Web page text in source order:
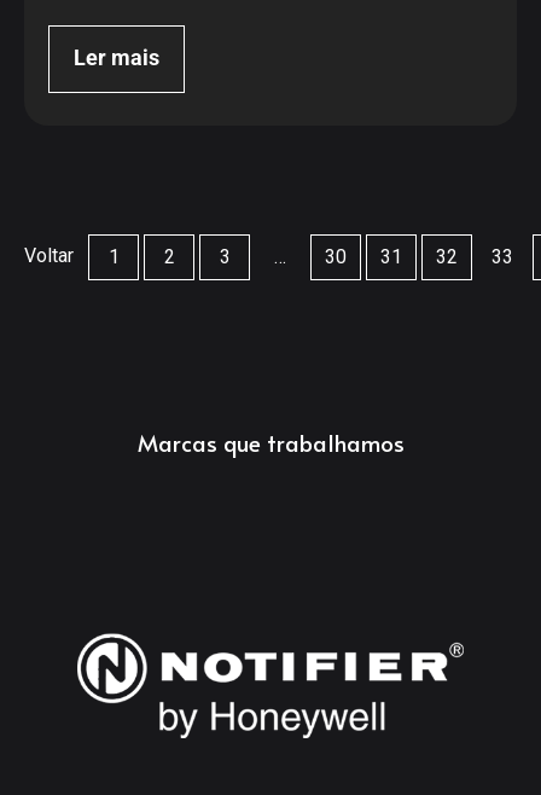
Ler mais
1 2 3 … 30 31 32 33
Marcas que trabalhamos